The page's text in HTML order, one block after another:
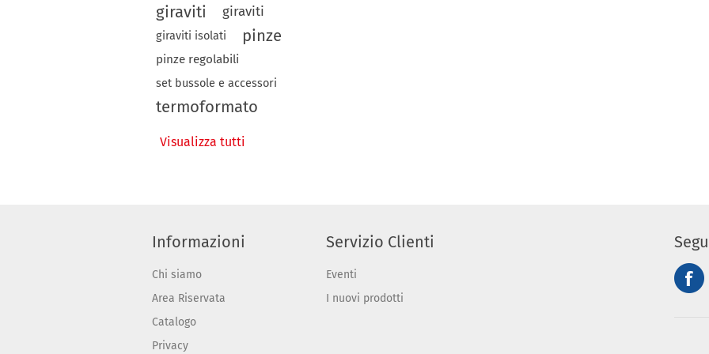
giraviti giraviti
giraviti isolati pinze
pinze regolabili
set bussole e accessori
termoformato
Visualizza tutti
Informazioni
Chi siamo
Area Riservata
Catalogo
Privacy
Servizio Clienti
Eventi
I nuovi prodotti